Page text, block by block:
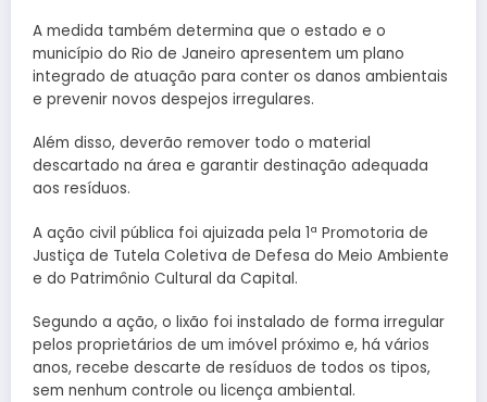
A medida também determina que o estado e o
município do Rio de Janeiro apresentem um plano
integrado de atuação para conter os danos ambientais
e prevenir novos despejos irregulares.
Além disso, deverão remover todo o material
descartado na área e garantir destinação adequada
aos resíduos.
A ação civil pública foi ajuizada pela 1ª Promotoria de
Justiça de Tutela Coletiva de Defesa do Meio Ambiente
e do Patrimônio Cultural da Capital.
Segundo a ação, o lixão foi instalado de forma irregular
pelos proprietários de um imóvel próximo e, há vários
anos, recebe descarte de resíduos de todos os tipos,
sem nenhum controle ou licença ambiental.